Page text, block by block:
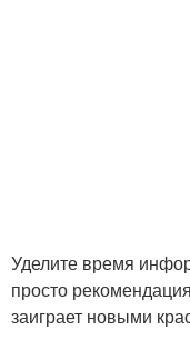
Красивые
Уделите время
просто
заиграет новыми